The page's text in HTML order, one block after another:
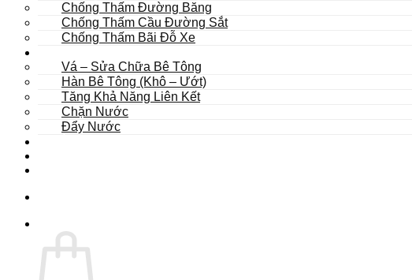
Chống Thấm Đường Băng
Chống Thấm Cầu Đường Sắt
Chống Thấm Bãi Đỗ Xe
Vá – Sửa Chữa Bê Tông
Hàn Bê Tông (Khô – Ướt)
Tăng Khả Năng Liên Kết
Chặn Nước
Đẩy Nước